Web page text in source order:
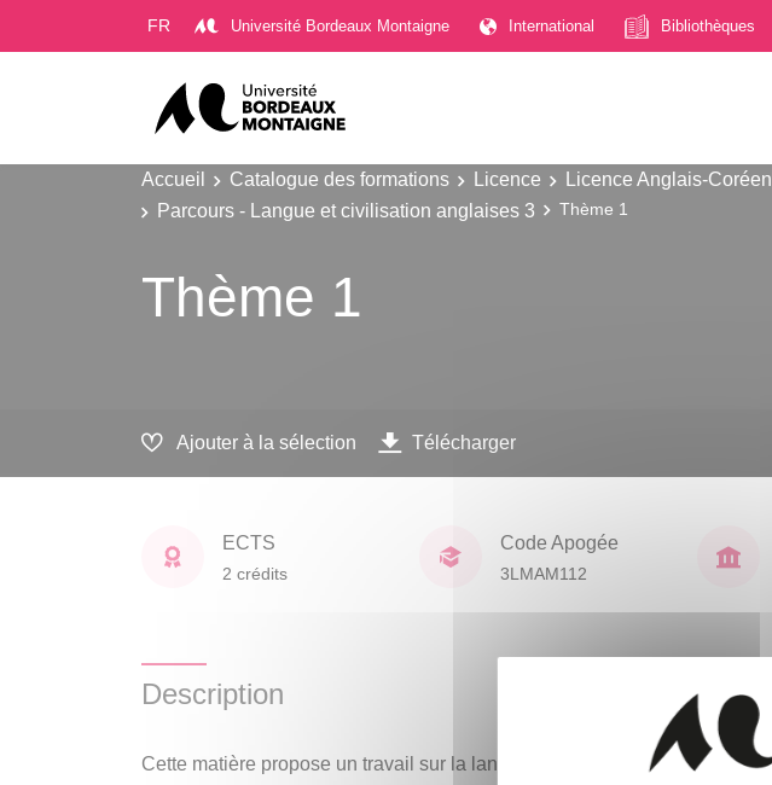
FR Université Bordeaux Montaigne International Bibliothèques
Accueil Catalogue des formations Licence Licence Anglais-Coréen
Parcours - Langue et civilisation anglaises 3
Thème 1
Thème 1
Ajouter à la sélection Télécharger
ECTS
2 crédits
Code Apogée
3LMAM112
Description
Cette matière propose un travail sur la langue anglaise par une série